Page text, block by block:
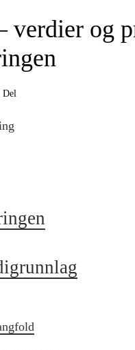
verdier og
Del